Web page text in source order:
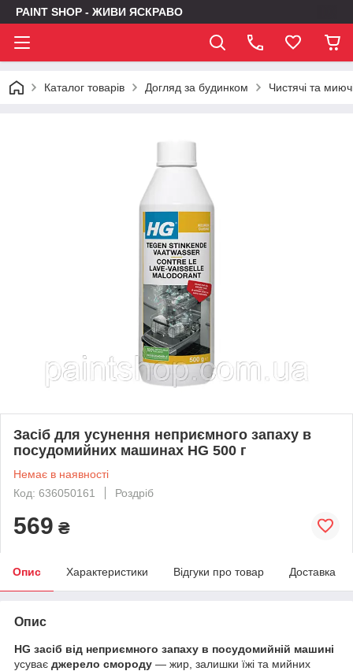
PAINT SHOP - ЖИВИ ЯСКРАВО
Каталог товарів Догляд за будинком Чистячі та
Засіб для усунення неприємного запаху в
посудомийних машинах HG 500 г
Немає в наявності
Код: 636050161
Роздріб
569 ₴
Опис Характеристики Відгуки про товар Доставка
Опис
HG засіб від неприємного запаху в посудомийній машині
усуває джерело смороду — жир, залишки їжі та мийних